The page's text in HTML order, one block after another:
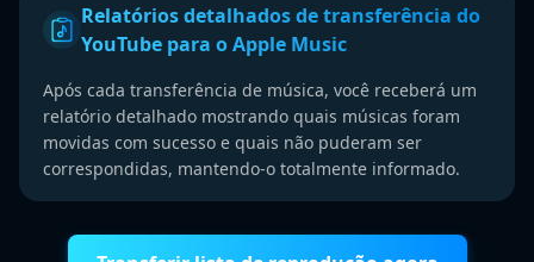
Relatórios detalhados de transferência do
YouTube para o Apple Music
Após cada transferência de música, você receberá um
relatório detalhado mostrando quais músicas foram
movidas com sucesso e quais não puderam ser
correspondidas, mantendo-o totalmente informado.